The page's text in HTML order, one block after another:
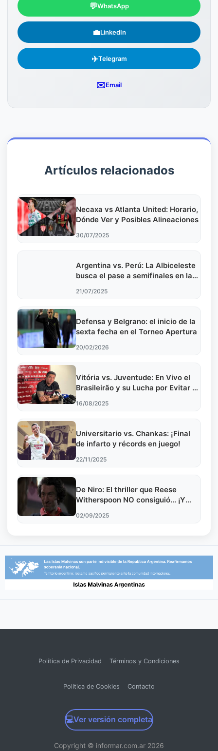
💬WhatsApp
💼LinkedIn
✈️Telegram
✉️Email
Artículos relacionados
Necaxa vs Atlanta United: Horario,
Dónde Ver y Posibles Alineaciones
30/07/2025
Argentina vs. Perú: La Albiceleste
busca el pase a semifinales en la
21/07/2025
Defensa y Belgrano: el inicio de la
sexta fecha en el Torneo Apertura
20/02/2026
Vitória vs. Juventude: En Vivo el
Brasileirão y su Lucha por Evitar el
16/08/2025
Universitario vs. Chankas: ¡Final
de infarto y récords en juego!
22/11/2025
De Niro: El thriller que Reese
Witherspoon NO consiguió... ¡Y
02/09/2025
Política de Privacidad Términos y Condiciones
Política de Cookies Contacto
💻Ver versión completa
Copyright © informar.com.ar 2026